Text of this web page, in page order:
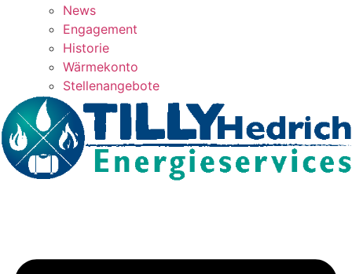
News
Engagement
Historie
Wärmekonto
Stellenangebote